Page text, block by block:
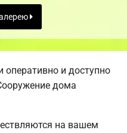
и доступно
дома
на вашем